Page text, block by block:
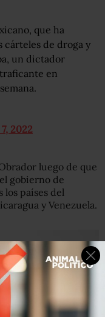
que ha
cárteles de droga y
un dictador
en
2022
luego de que
gobierno de
los países del
y Venezuela.